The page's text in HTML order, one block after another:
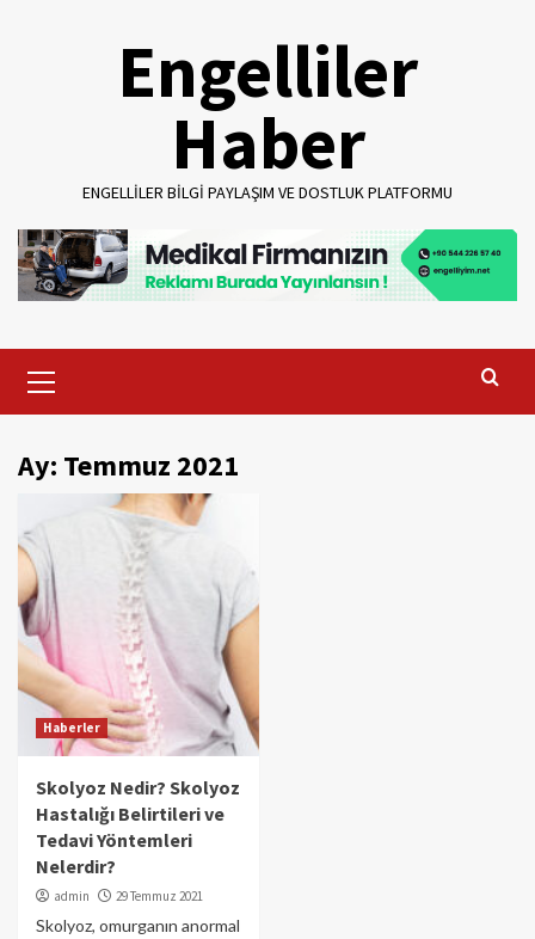
Engelliler
Haber
ENGELLILER BILGI PAYLAŞIM VE DOSTLUK PLATFORMU
Menu
Ay: Temmuz 2021
Haberler
Skolyoz Nedir? Skolyoz
Hastalığı Belirtileri ve
Tedavi Yöntemleri
Nelerdir?
admin 29 Temmuz 2021
Skolyoz, omurganın anormal